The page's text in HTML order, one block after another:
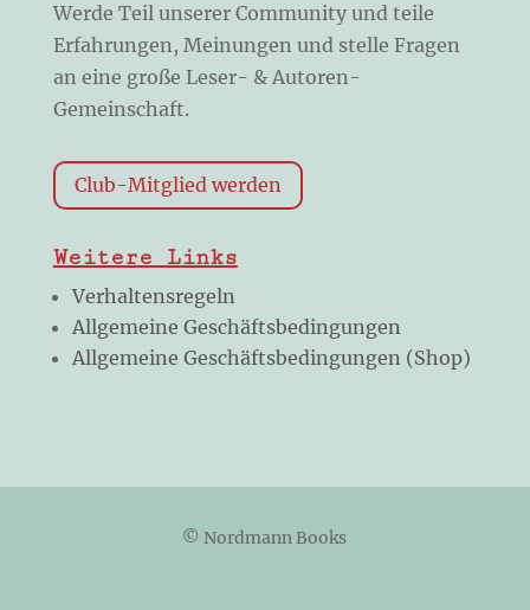
Werde Teil unserer Community und teile
Erfahrungen, Meinungen und stelle Fragen
an eine große Leser- & Autoren-
Gemeinschaft.
Club-Mitglied werden
Weitere Links
Verhaltensregeln
Allgemeine Geschäftsbedingungen
Allgemeine Geschäftsbedingungen (Shop)
© Nordmann Books